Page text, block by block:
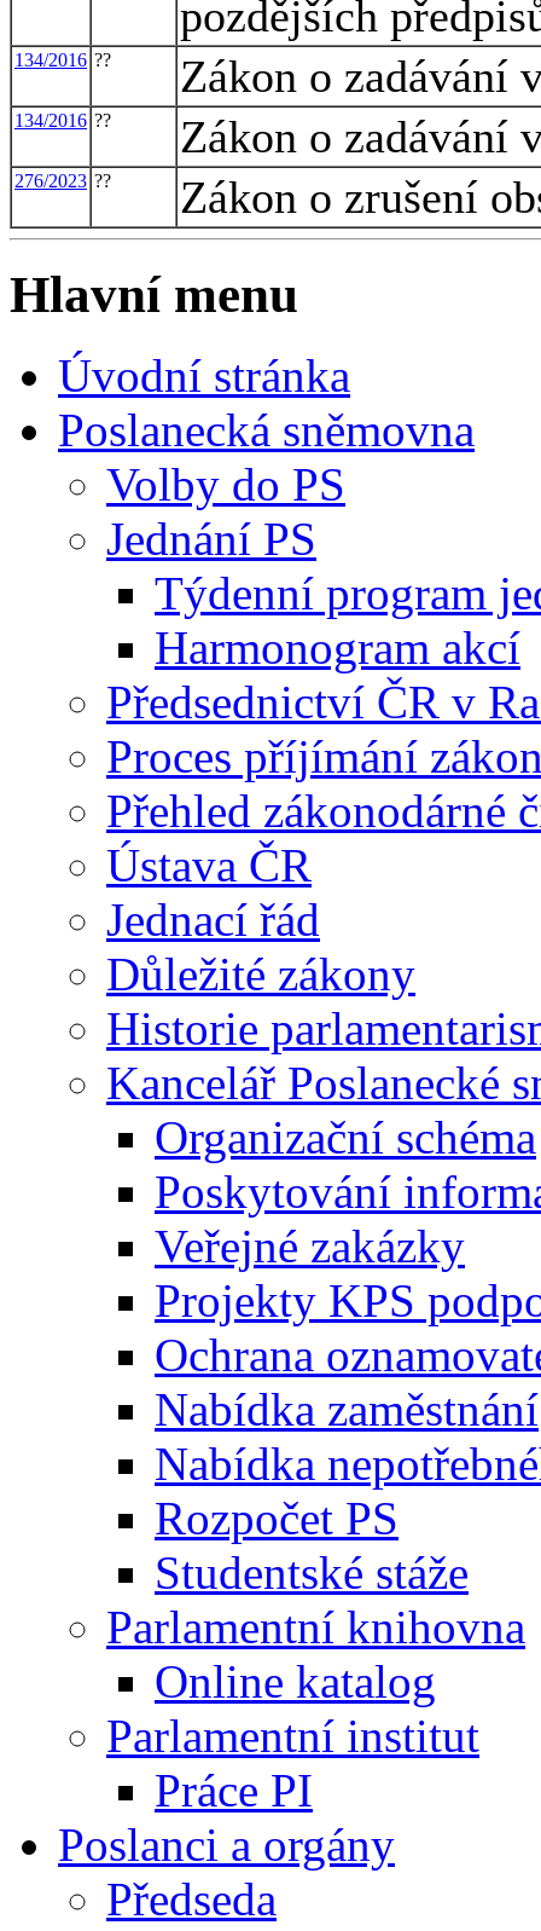
pozdějších
134/2016 ?? Zákon o zadávání
134/2016 ?? Zákon o zadávání
276/2023 ?? Zákon o zrušení
Hlavní menu
Úvodní stránka
Poslanecká sněmovna
Volby do PS
Jednání PS
Týdenní program
Harmonogram akcí
Předsednictví ČR v
Proces příjímání
Přehled zákonodárné
Ústava ČR
Jednací řád
Důležité zákony
Historie
Kancelář Poslanecké
Organizační schéma
Poskytování
Veřejné zakázky
Projekty KPS
Ochrana
Nabídka zaměstnání
Nabídka
Rozpočet PS
Studentské stáže
Parlamentní knihovna
Online katalog
Parlamentní institut
Práce PI
Poslanci a orgány
Předseda